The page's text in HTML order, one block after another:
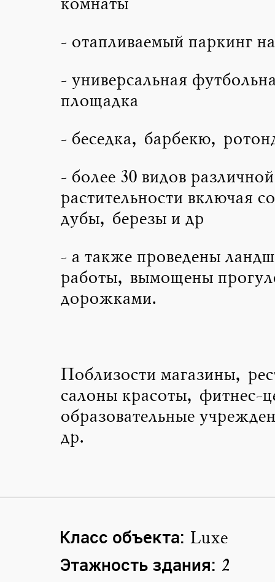
комнаты
- отапливаемый паркинг
- универсальная
площадка
- беседка, барбекю,
- более 30 видов различной
растительности включая
дубы, березы и др
- а также проведены
работы, вымощены
дорожками.
Поблизости магазины,
салоны красоты, фитнес-
образовательные
др.
Класс объекта: Luxe
Этажность здания: 2